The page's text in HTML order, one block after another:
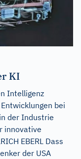
KI
Intelligenz
bei
der Industrie
innovative
EBERL Dass
der USA